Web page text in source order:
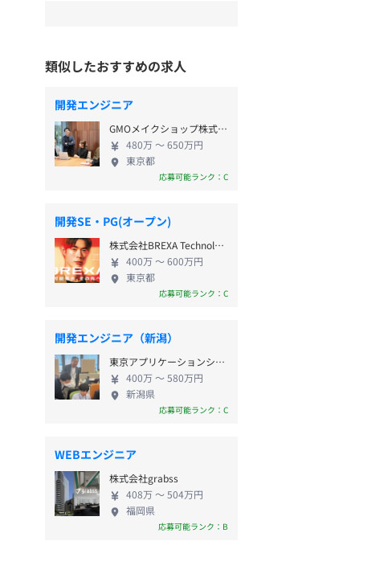
類似したおすすめの求人
開発エンジニア
GMOメイクショップ株式会社
480万 〜 650万円
東京都
応募可能ランク：C
開発SE・PG(オープン)
株式会社BREXA Technology SIer・受託部門
400万 〜 600万円
東京都
応募可能ランク：C
開発エンジニア（新潟）
東京アプリケーションシステム株式会社
400万 〜 580万円
新潟県
応募可能ランク：C
WEBエンジニア
株式会社grabss
408万 〜 504万円
福岡県
応募可能ランク：B